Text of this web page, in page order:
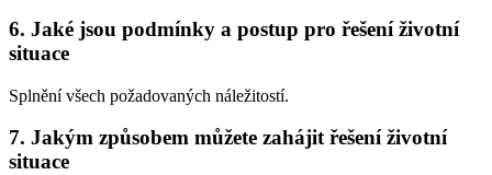
6. Jaké jsou podmínky a postup pro řešení životní
situace
Splnění všech požadovaných náležitostí.
7. Jakým způsobem můžete zahájit řešení životní
situace